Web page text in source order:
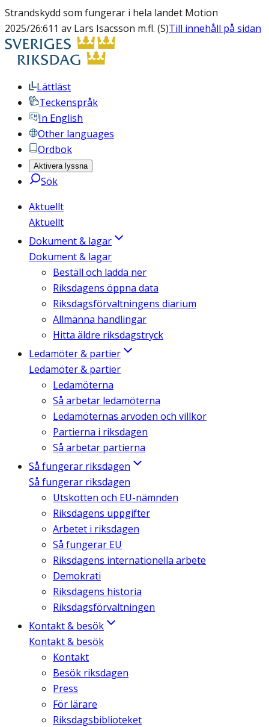
Strandskydd som fungerar i hela landet Motion
2025/26:611 av Lars Isacsson m.fl. (S)Till innehåll på sidan
Lättläst
Teckenspråk
In English
Other languages
Ordbok
Aktivera lyssna
Sök
Aktuellt
Aktuellt
Dokument & lagar
Dokument & lagar
Beställ och ladda ner
Riksdagens öppna data
Riksdagsförvaltningens diarium
Allmänna handlingar
Hitta äldre riksdagstryck
Ledamöter & partier
Ledamöter & partier
Ledamöterna
Så arbetar ledamöterna
Ledamöternas arvoden och villkor
Partierna i riksdagen
Så arbetar partierna
Så fungerar riksdagen
Så fungerar riksdagen
Utskotten och EU-nämnden
Riksdagens uppgifter
Arbetet i riksdagen
Så fungerar EU
Riksdagens internationella arbete
Demokrati
Riksdagens historia
Riksdagsförvaltningen
Kontakt & besök
Kontakt & besök
Kontakt
Besök riksdagen
Press
För lärare
Riksdagsbiblioteket